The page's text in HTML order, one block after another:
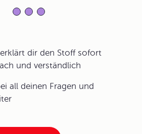
dir den Stoff sofort
und verständlich
all deinen Fragen und